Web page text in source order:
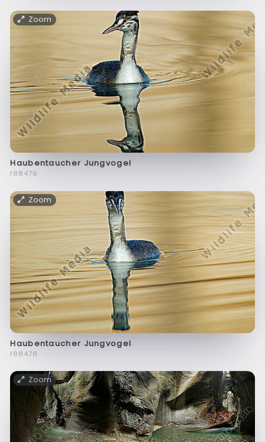
Zoom
Haubentaucher Jungvogel
f88476
Zoom
Haubentaucher Jungvogel
f88478
Zoom